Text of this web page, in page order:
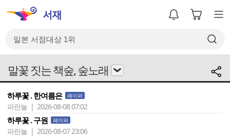
말꽃 짓는 책숲, 숲노래
하루꽃 . 한여름은 페이퍼
파란놀 | 2026-08-08 07:02
하루꽃 . 구원 페이퍼
파란놀 | 2026-08-07 23:06